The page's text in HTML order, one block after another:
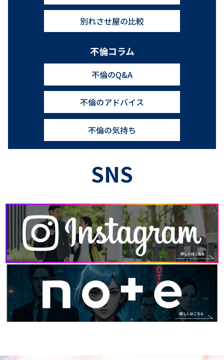
別れさせ屋の比較
不倫コラム
不倫のQ&A
不倫のアドバイス
不倫の気持ち
SNS